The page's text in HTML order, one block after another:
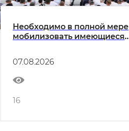
Необходимо в полной мере
мобилизовать имеющиеся
07.08.2026
16